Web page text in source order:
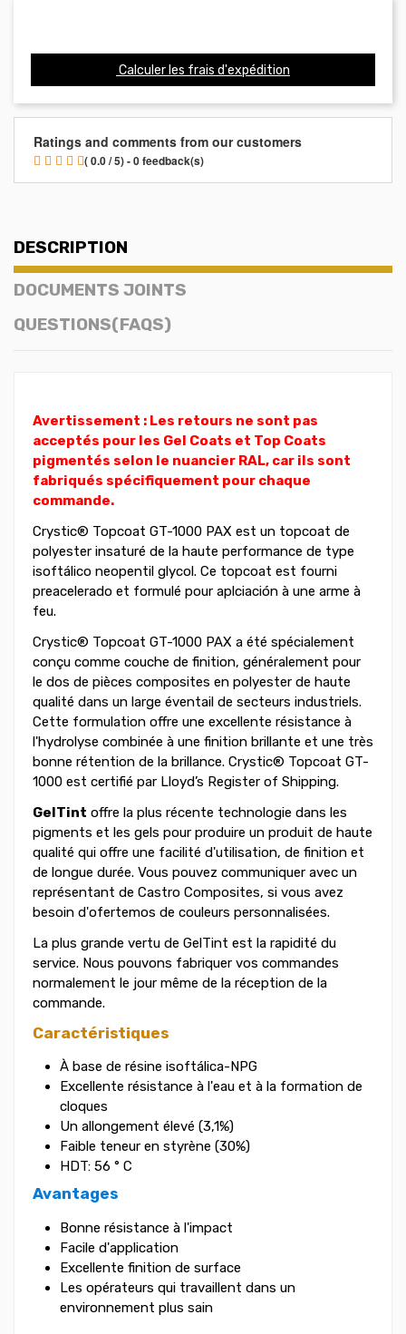
Calculer les frais d'expédition
Ratings and comments from our customers
( 0.0 / 5) - 0 feedback(s)
DESCRIPTION
DOCUMENTS JOINTS
QUESTIONS(FAQS)
Avertissement : Les retours ne sont pas
acceptés pour les Gel Coats et Top Coats
pigmentés selon le nuancier RAL, car ils sont
fabriqués spécifiquement pour chaque
commande.
Crystic® Topcoat GT-1000 PAX est un topcoat de
polyester insaturé de la haute performance de type
isoftálico neopentil glycol. Ce topcoat est fourni
preacelerado et formulé pour aplciación à une arme à
feu.
Crystic® Topcoat GT-1000 PAX a été spécialement
conçu comme couche de finition, généralement pour
le dos de pièces composites en polyester de haute
qualité dans un large éventail de secteurs industriels.
Cette formulation offre une excellente résistance à
l'hydrolyse combinée à une finition brillante et une très
bonne rétention de la brillance. Crystic® Topcoat GT-
1000 est certifié par Lloyd’s Register of Shipping.
GelTint offre la plus récente technologie dans les
pigments et les gels pour produire un produit de haute
qualité qui offre une facilité d'utilisation, de finition et
de longue durée. Vous pouvez communiquer avec un
représentant de Castro Composites, si vous avez
besoin d'ofertemos de couleurs personnalisées.
La plus grande vertu de GelTint est la rapidité du
service. Nous pouvons fabriquer vos commandes
normalement le jour même de la réception de la
commande.
Caractéristiques
À base de résine isoftálica-NPG
Excellente résistance à l'eau et à la formation de
cloques
Un allongement élevé (3,1%)
Faible teneur en styrène (30%)
HDT: 56 ° C
Avantages
Bonne résistance à l'impact
Facile d'application
Excellente finition de surface
Les opérateurs qui travaillent dans un
environnement plus sain